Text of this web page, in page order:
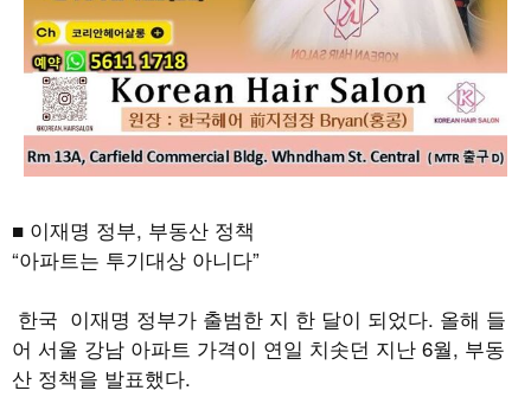
■ 이재명 정부, 부동산 정책
“아파트는 투기대상 아니다”
한국 이재명 정부가 출범한 지 한 달이 되었다. 올해 들
어 서울 강남 아파트 가격이 연일 치솟던 지난 6월, 부동
산 정책을 발표했다.